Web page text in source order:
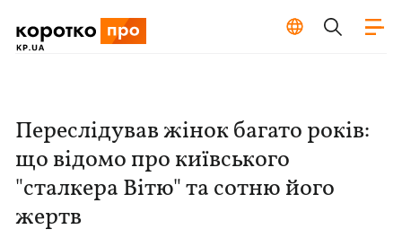
Переслідував жінок багато років:
що відомо про київського
"сталкера Вітю" та сотню його
жертв